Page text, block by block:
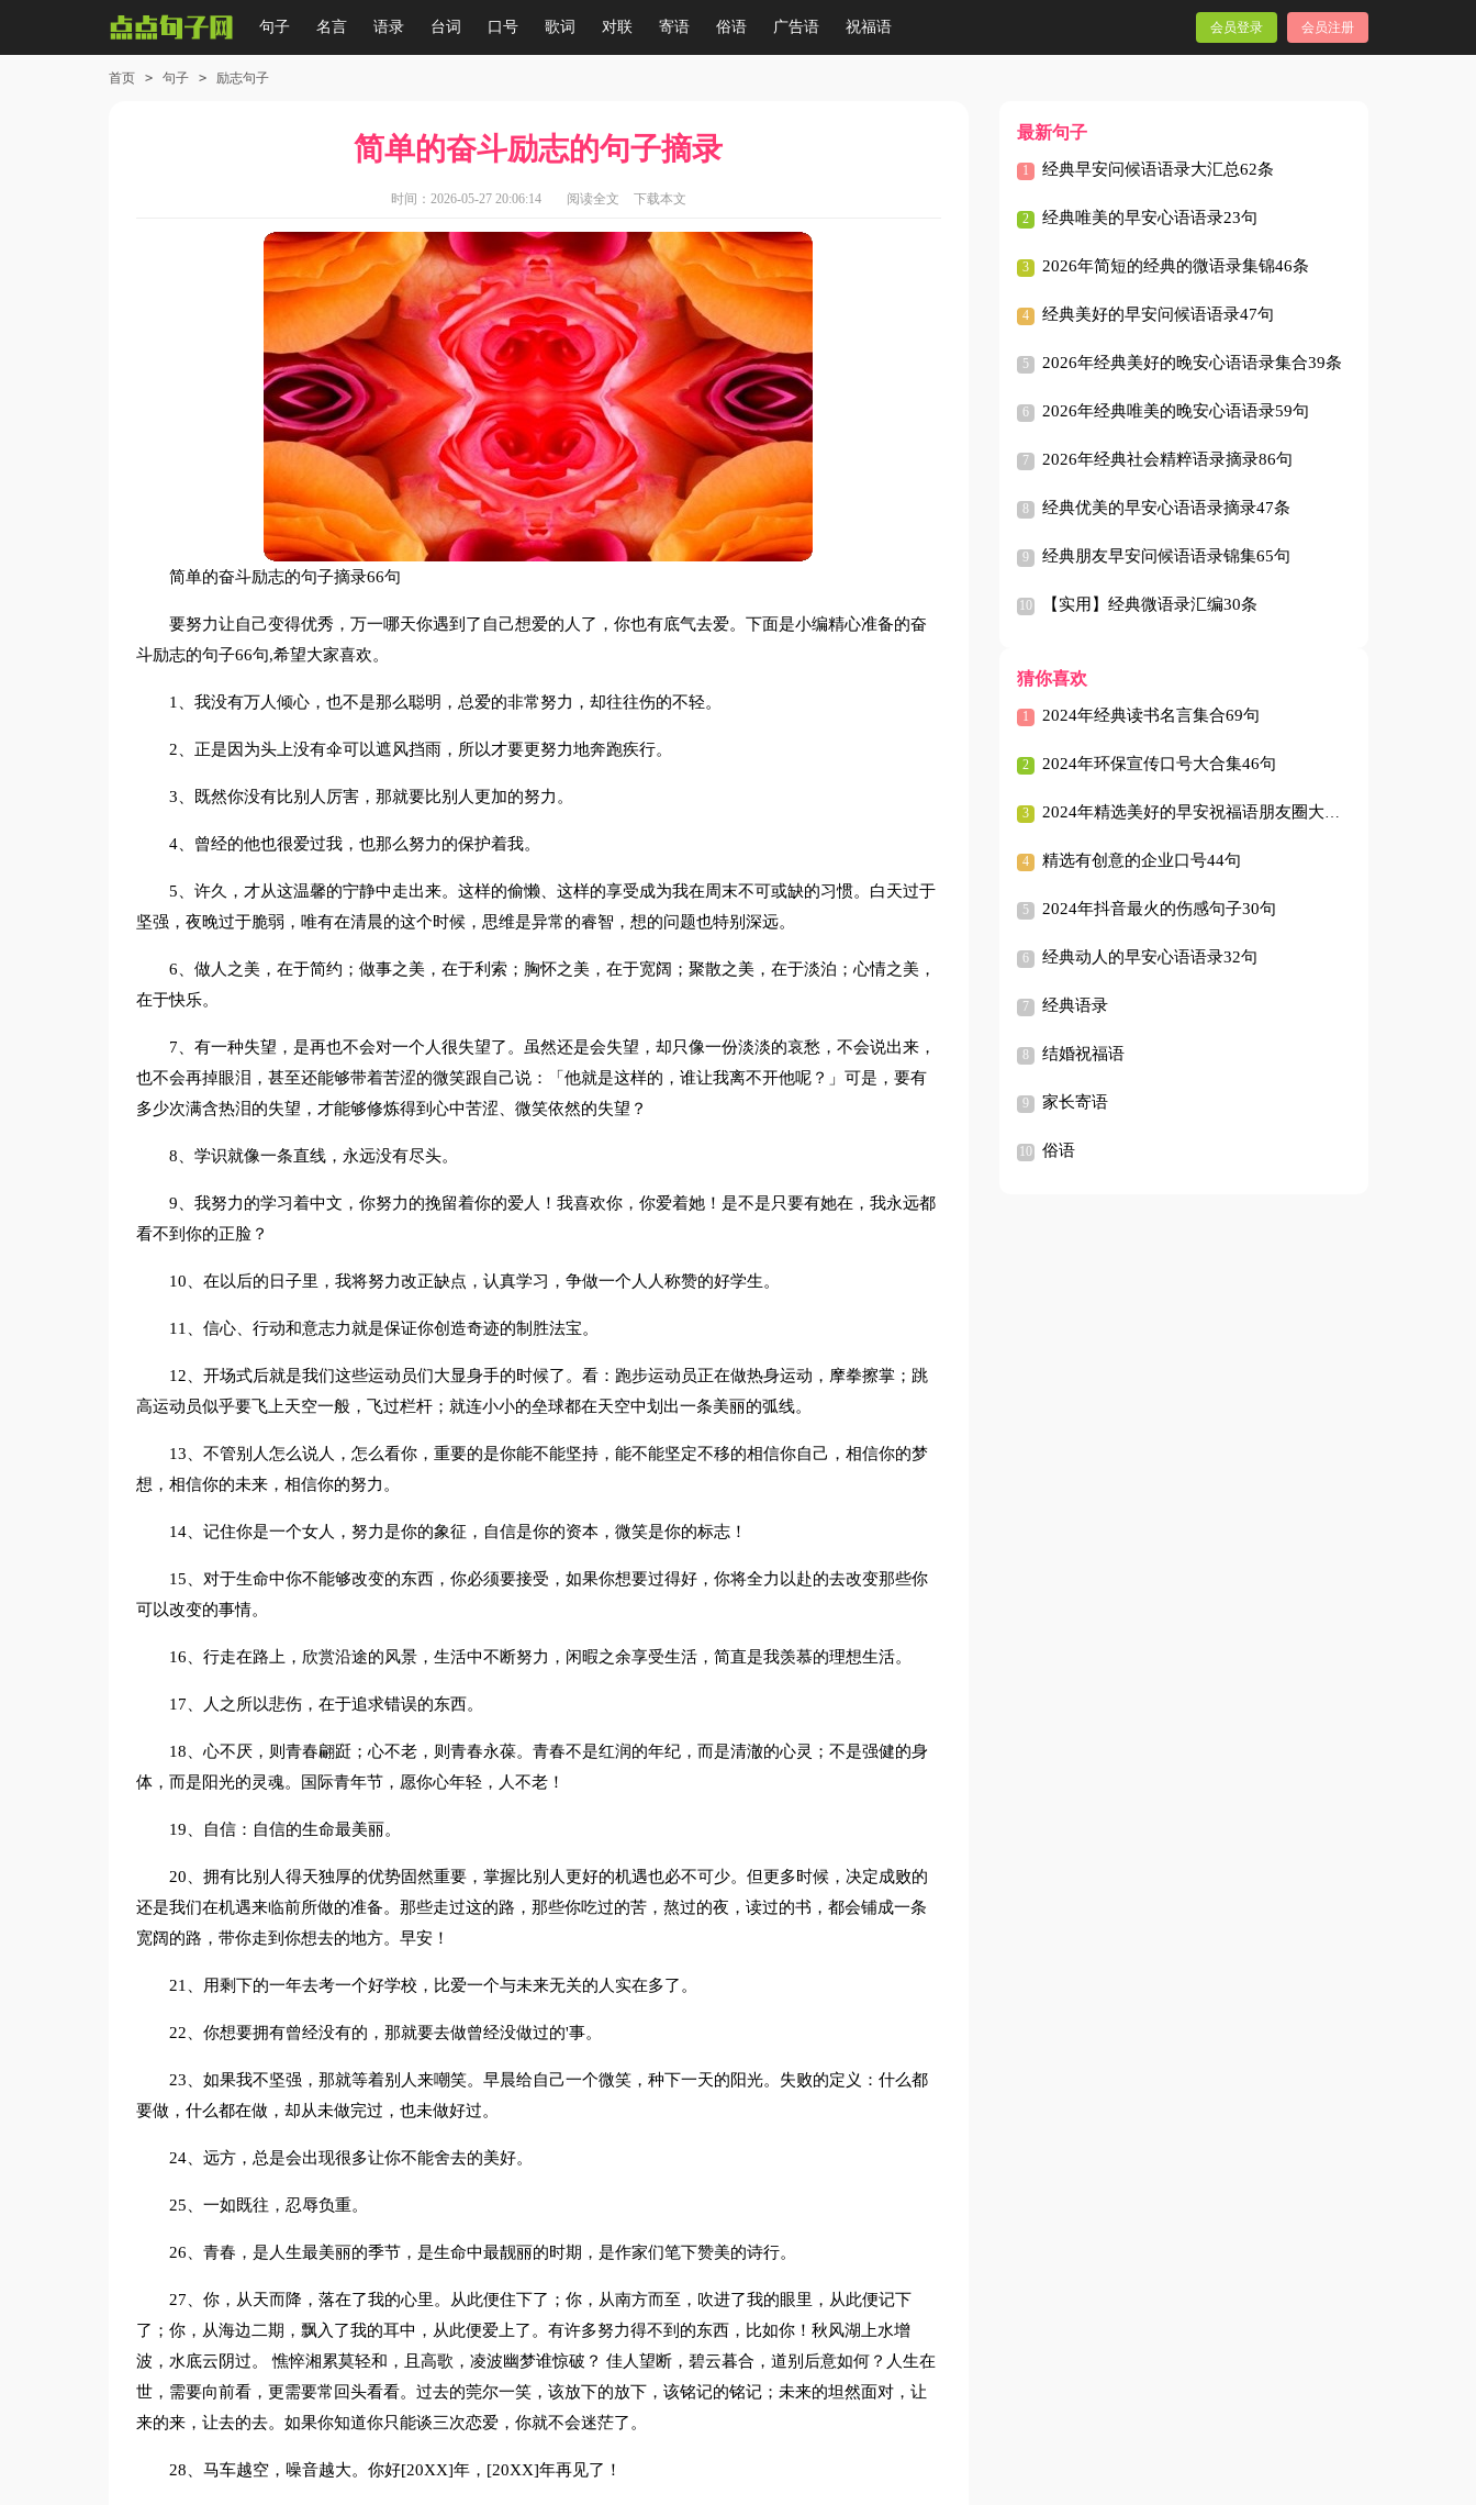
句子 名言 语录 台词 口号 歌词 对联 寄语 俗语 广告语 祝福语 会员登录 会员注册
首页 > 句子 > 励志句子
简单的奋斗励志的句子摘录
时间：2026-05-27 20:06:14 阅读全文 下载本文
简单的奋斗励志的句子摘录66句
要努力让自己变得优秀，万一哪天你遇到了自己想爱的人了，你也有底气去爱。下面是小编精心准备的奋
斗励志的句子66句,希望大家喜欢。
1、我没有万人倾心，也不是那么聪明，总爱的非常努力，却往往伤的不轻。
2、正是因为头上没有伞可以遮风挡雨，所以才要更努力地奔跑疾行。
3、既然你没有比别人厉害，那就要比别人更加的努力。
4、曾经的他也很爱过我，也那么努力的保护着我。
5、许久，才从这温馨的宁静中走出来。这样的偷懒、这样的享受成为我在周末不可或缺的习惯。白天过于
坚强，夜晚过于脆弱，唯有在清晨的这个时候，思维是异常的睿智，想的问题也特别深远。
6、做人之美，在于简约；做事之美，在于利索；胸怀之美，在于宽阔；聚散之美，在于淡泊；心情之美，
在于快乐。
7、有一种失望，是再也不会对一个人很失望了。虽然还是会失望，却只像一份淡淡的哀愁，不会说出来，
也不会再掉眼泪，甚至还能够带着苦涩的微笑跟自己说：「他就是这样的，谁让我离不开他呢？」可是，要有
多少次满含热泪的失望，才能够修炼得到心中苦涩、微笑依然的失望？
8、学识就像一条直线，永远没有尽头。
9、我努力的学习着中文，你努力的挽留着你的爱人！我喜欢你，你爱着她！是不是只要有她在，我永远都
看不到你的正脸？
10、在以后的日子里，我将努力改正缺点，认真学习，争做一个人人称赞的好学生。
11、信心、行动和意志力就是保证你创造奇迹的制胜法宝。
12、开场式后就是我们这些运动员们大显身手的时候了。看：跑步运动员正在做热身运动，摩拳擦掌；跳
高运动员似乎要飞上天空一般，飞过栏杆；就连小小的垒球都在天空中划出一条美丽的弧线。
13、不管别人怎么说人，怎么看你，重要的是你能不能坚持，能不能坚定不移的相信你自己，相信你的梦
想，相信你的未来，相信你的努力。
14、记住你是一个女人，努力是你的象征，自信是你的资本，微笑是你的标志！
15、对于生命中你不能够改变的东西，你必须要接受，如果你想要过得好，你将全力以赴的去改变那些你
可以改变的事情。
16、行走在路上，欣赏沿途的风景，生活中不断努力，闲暇之余享受生活，简直是我羡慕的理想生活。
17、人之所以悲伤，在于追求错误的东西。
18、心不厌，则青春翩跹；心不老，则青春永葆。青春不是红润的年纪，而是清澈的心灵；不是强健的身
体，而是阳光的灵魂。国际青年节，愿你心年轻，人不老！
19、自信：自信的生命最美丽。
20、拥有比别人得天独厚的优势固然重要，掌握比别人更好的机遇也必不可少。但更多时候，决定成败的
还是我们在机遇来临前所做的准备。那些走过这的路，那些你吃过的苦，熬过的夜，读过的书，都会铺成一条
宽阔的路，带你走到你想去的地方。早安！
21、用剩下的一年去考一个好学校，比爱一个与未来无关的人实在多了。
22、你想要拥有曾经没有的，那就要去做曾经没做过的'事。
23、如果我不坚强，那就等着别人来嘲笑。早晨给自己一个微笑，种下一天的阳光。失败的定义：什么都
要做，什么都在做，却从未做完过，也未做好过。
24、远方，总是会出现很多让你不能舍去的美好。
25、一如既往，忍辱负重。
26、青春，是人生最美丽的季节，是生命中最靓丽的时期，是作家们笔下赞美的诗行。
27、你，从天而降，落在了我的心里。从此便住下了；你，从南方而至，吹进了我的眼里，从此便记下
了；你，从海边二期，飘入了我的耳中，从此便爱上了。有许多努力得不到的东西，比如你！秋风湖上水增
波，水底云阴过。 憔悴湘累莫轻和，且高歌，凌波幽梦谁惊破？ 佳人望断，碧云暮合，道别后意如何？人生在
世，需要向前看，更需要常回头看看。过去的莞尔一笑，该放下的放下，该铭记的铭记；未来的坦然面对，让
来的来，让去的去。如果你知道你只能谈三次恋爱，你就不会迷茫了。
28、马车越空，噪音越大。你好[20XX]年，[20XX]年再见了！
最新句子
经典早安问候语语录大汇总62条
经典唯美的早安心语语录23句
2026年简短的经典的微语录集锦46条
经典美好的早安问候语语录47句
2026年经典美好的晚安心语语录集合39条
2026年经典唯美的晚安心语语录59句
2026年经典社会精粹语录摘录86句
经典优美的早安心语语录摘录47条
经典朋友早安问候语语录锦集65句
【实用】经典微语录汇编30条
猜你喜欢
2024年经典读书名言集合69句
2024年环保宣传口号大合集46句
2024年精选美好的早安祝福语朋友圈大合集59句
精选有创意的企业口号44句
2024年抖音最火的伤感句子30句
经典动人的早安心语语录32句
经典语录
结婚祝福语
家长寄语
俗语